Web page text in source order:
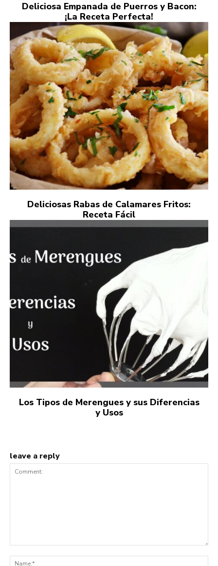
Deliciosa Empanada de Puerros y Bacon:
¡La Receta Perfecta!
Deliciosas Rabas de Calamares Fritos:
Receta Fácil
Los Tipos de Merengues y sus Diferencias
y Usos
leave a reply